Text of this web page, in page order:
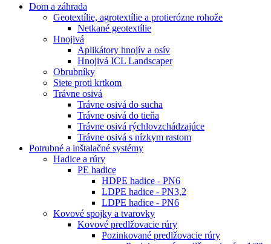
Dom a záhrada
Geotextílie, agrotextílie a protierózne rohože
Netkané geotextílie
Hnojivá
Aplikátory hnojív a osív
Hnojivá ICL Landscaper
Obrubníky
Siete proti krtkom
Trávne osivá
Trávne osivá do sucha
Trávne osivá do tieňa
Trávne osivá rýchlovzchádzajúce
Trávne osivá s nízkym rastom
Potrubné a inštalačné systémy
Hadice a rúry
PE hadice
HDPE hadice - PN6
LDPE hadice - PN3,2
LDPE hadice - PN6
Kovové spojky a tvarovky
Kovové predlžovacie rúry
Pozinkované predlžovacie rúry